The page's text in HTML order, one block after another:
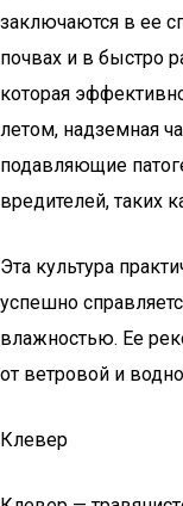
заключаются в ее
почвах и в быстро
которая
летом, надземная
подавляющие
вредителей, таких
Эта культура
успешно
влажностью. Ее
от ветровой и
Клевер